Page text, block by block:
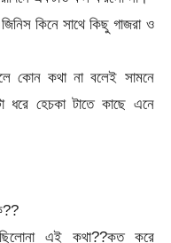
কিনে সাথে কিছু গাজরা ও
কোন কথা না বলেই সামনে
ধরে হেচকা টাতে কাছে এনে
এই কথা??কত করে